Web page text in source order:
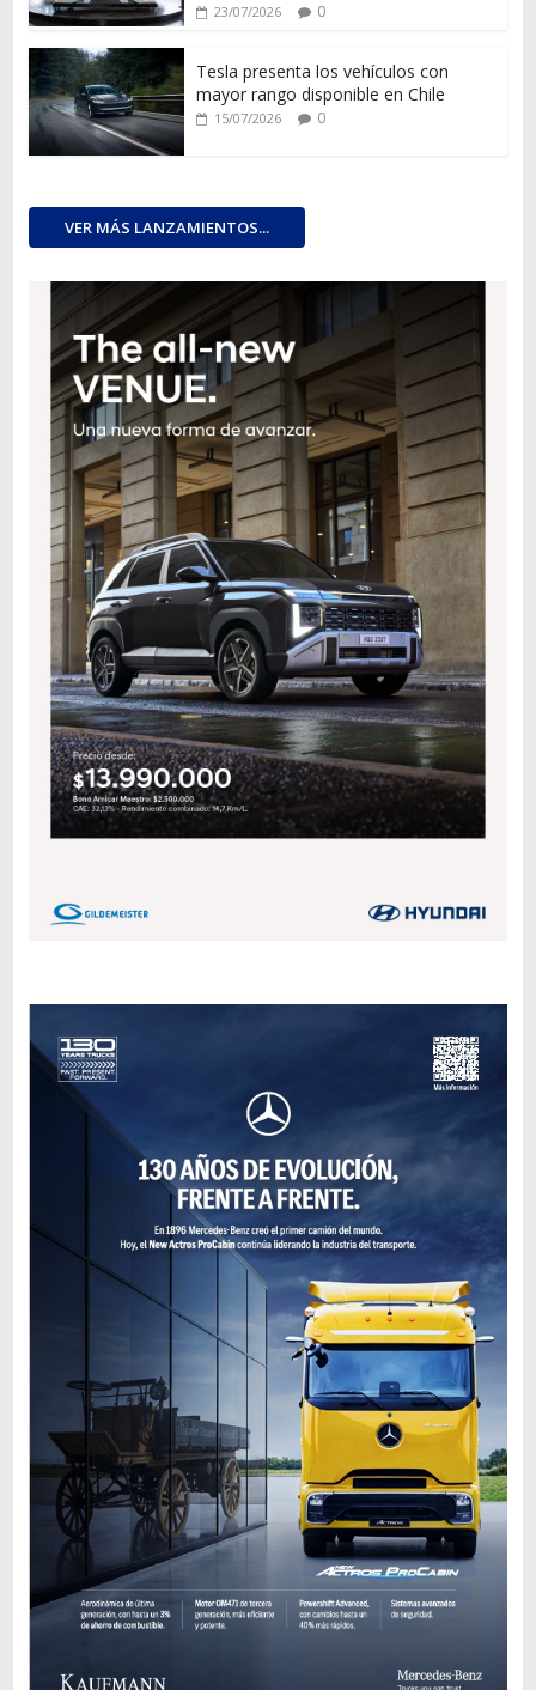
23/07/2026 0
Tesla presenta los vehículos con
mayor rango disponible en Chile
15/07/2026 0
VER MÁS LANZAMIENTOS...